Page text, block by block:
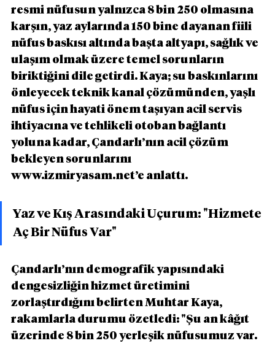
resmi nüfusun yalnızca 8 bin 250 olmasına
karşın, yaz aylarında 150 bine dayanan fiili
nüfus baskısı altında başta altyapı, sağlık ve
ulaşım olmak üzere temel sorunların
biriktiğini dile getirdi. Kaya; su baskınlarını
önleyecek teknik kanal çözümünden, yaşlı
nüfus için hayati önem taşıyan acil servis
ihtiyacına ve tehlikeli otoban bağlantı
yoluna kadar, Çandarlı’nın acil çözüm
bekleyen sorunlarını
www.izmiryasam.net’e anlattı.
Yaz ve Kış Arasındaki Uçurum: "Hizmete
Aç Bir Nüfus Var"
Çandarlı’nın demografik yapısındaki
dengesizliğin hizmet üretimini
zorlaştırdığını belirten Muhtar Kaya,
rakamlarla durumu özetledi: "Şu an kâğıt
üzerinde 8 bin 250 yerleşik nüfusumuz var.